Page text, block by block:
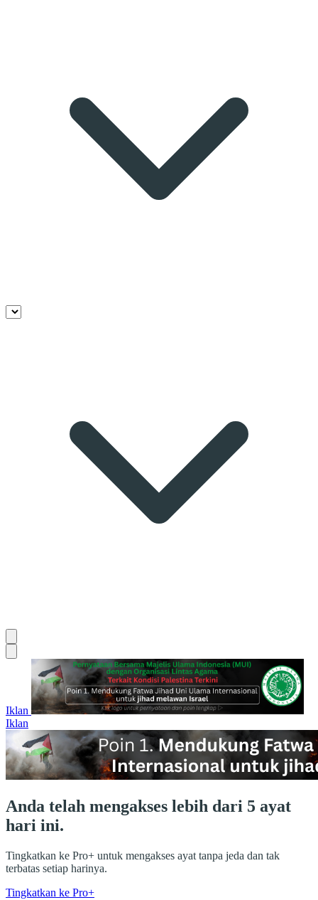
Iklan
Iklan
Anda telah mengakses lebih dari 5 ayat
hari ini.
Tingkatkan ke Pro+ untuk mengakses ayat tanpa jeda dan tak
terbatas setiap harinya.
Tingkatkan ke Pro+